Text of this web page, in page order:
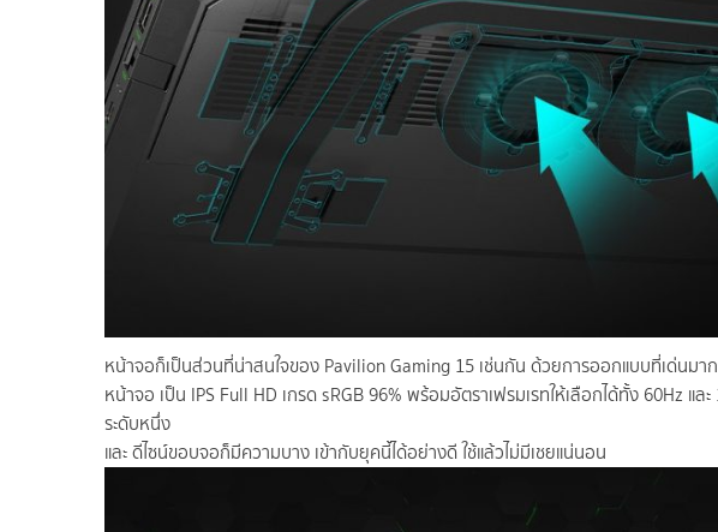
หน้าจอก็เป็นส่วนที่น่าสนใจของ Pavilion Gaming 15 เช่นกัน ด้วยการออกแบบที่เด่นมา
หน้าจอ เป็น IPS Full HD เกรด sRGB 96% พร้อมอัตราเฟรมเรทให้เลือกได้ทั้ง 60Hz แล
ระดับหนึ่ง
และ ดีไซน์ขอบจอก็มีความบาง เข้ากับยุคนี้ได้อย่างดี ใช้แล้วไม่มีเชยแน่นอน